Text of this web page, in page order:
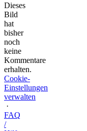
Dieses
Bild
hat
bisher
noch
keine
Kommentare
erhalten.
Cookie-
Einstellungen
verwalten
·
FAQ
/